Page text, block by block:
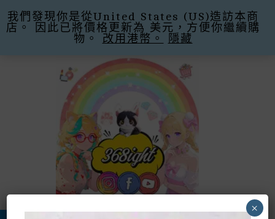
購滿$300即減$30運費 優惠碼Promo Code:
Free Shipping -30忽略
×
我們發現你是從United States (US)造訪本商
店。 因此已將價格更新為 美元，方便你繼續購
物。 改用港幣。 隱藏